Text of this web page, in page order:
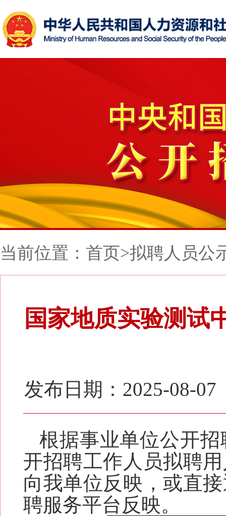
当前位置： 首页>拟聘人员公
国家地质实验测试
发布日期：2025-08-07
根据事业单位公开
开招聘工作人员拟聘
向我单位反映，或直
聘服务平台反映。